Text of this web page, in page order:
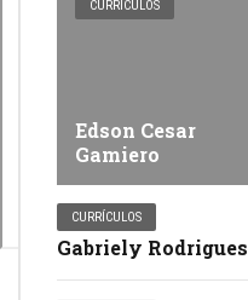
CURRÍCULOS
Edson Cesar
Gamiero
CURRÍCULOS
Gabriely Rodrigues